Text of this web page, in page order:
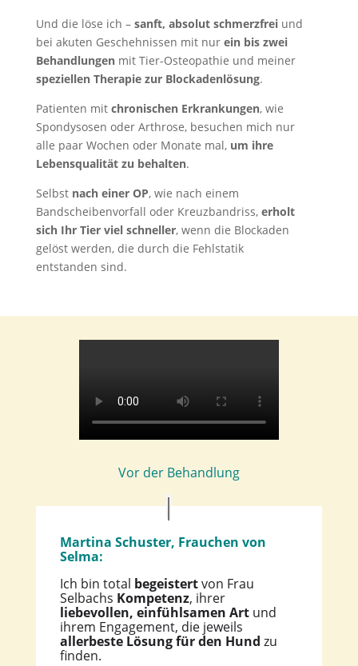
Und die löse ich – sanft, absolut schmerzfreiund
bei akuten Geschehnissen mit nurein bis zwei
Behandlungen mit Tier-Osteopathie und meiner
speziellen Therapie zur Blockadenlösung.
Patienten mit chronischen Erkrankungen, wie
Spondysosen oder Arthrose, besuchen mich nur
alle paar Wochen oder Monate mal, um ihre
Lebensqualität zu behalten.
Selbst nach einer OP, wie nach einem
Bandscheibenvorfall oder Kreuzbandriss, erholt
sich Ihr Tier viel schneller, wenn die Blockaden
gelöst werden, die durch die Fehlstatik
entstanden sind.
Vor der Behandlung
Martina Schuster, Frauchen von
Selma:
Ich bin total begeistertvon Frau
Selbachs Kompetenz, ihrer
liebevollen, einfühlsamen Artund
ihrem Engagement, die jeweils
allerbeste Lösung für den Hund zu
finden.